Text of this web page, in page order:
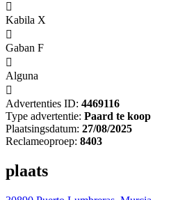

Kabila X

Gaban F

Alguna

Advertenties ID: 4469116
Type advertentie: Paard te koop
Plaatsingsdatum: 27/08/2025
Reclameoproep: 8403
plaats